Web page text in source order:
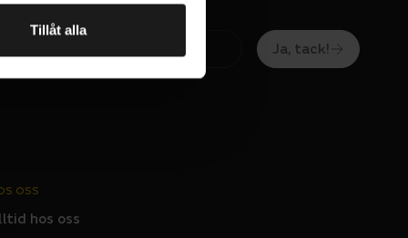
Tillåt alla
Ja, tack!
OSS
hos oss